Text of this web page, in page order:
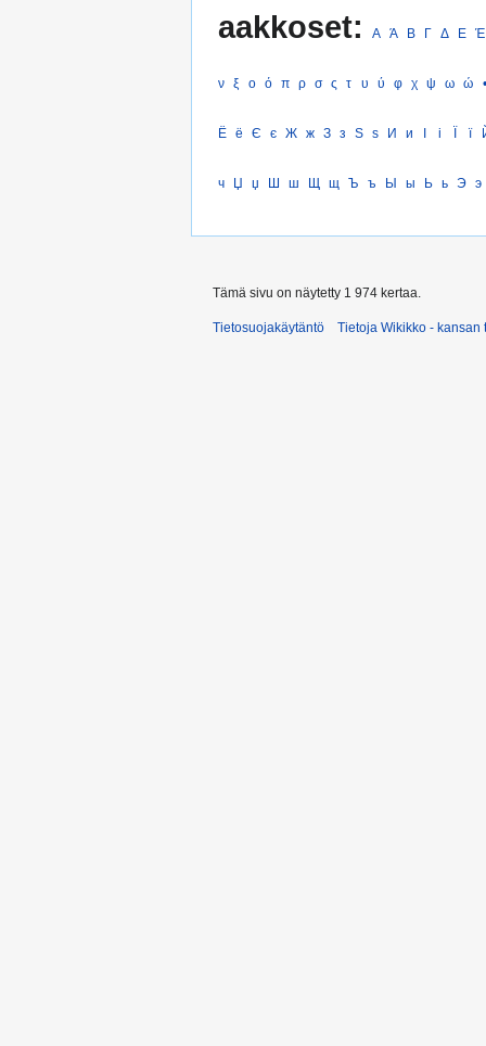
aakkoset: Α Ά Β Γ Δ Ε Έ
ν ξ ο ό π ρ σ ς τ υ ύ φ χ ψ ω ώ •
Ё ё Є є Ж ж З з Ѕ ѕ И и І і Ї ї
ч Џ џ Ш ш Щ щ Ъ ъ Ы ы Ь ь Э э
Tämä sivu on näytetty 1 974 kertaa.
Tietosuojakäytäntö Tietoja Wikikko - kansan